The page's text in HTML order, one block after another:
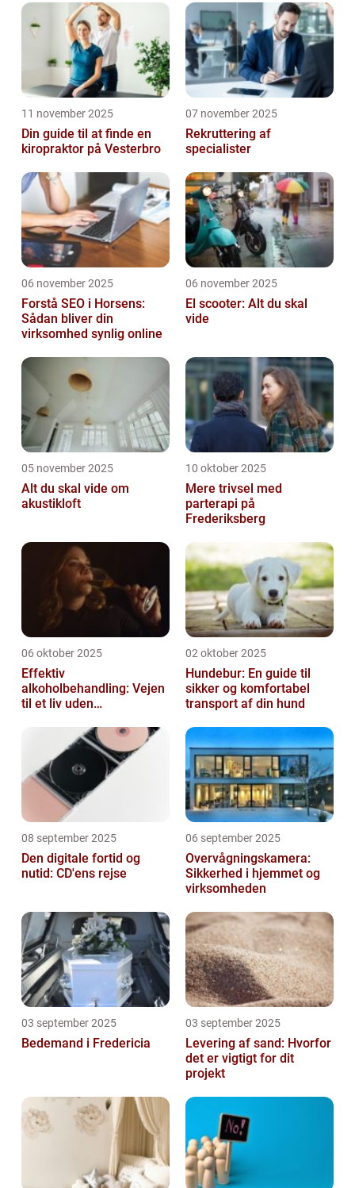
11 november 2025
Din guide til at finde en
kiropraktor på Vesterbro
07 november 2025
Rekruttering af
specialister
06 november 2025
Forstå SEO i Horsens:
Sådan bliver din
virksomhed synlig online
06 november 2025
El scooter: Alt du skal
vide
05 november 2025
Alt du skal vide om
akustikloft
10 oktober 2025
Mere trivsel med
parterapi på
Frederiksberg
06 oktober 2025
Effektiv
alkoholbehandling: Vejen
til et liv uden
02 oktober 2025
Hundebur: En guide til
sikker og komfortabel
transport af din hund
08 september 2025
Den digitale fortid og
nutid: CD'ens rejse
06 september 2025
Overvågningskamera:
Sikkerhed i hjemmet og
virksomheden
03 september 2025
Bedemand i Fredericia
03 september 2025
Levering af sand: Hvorfor
det er vigtigt for dit
projekt